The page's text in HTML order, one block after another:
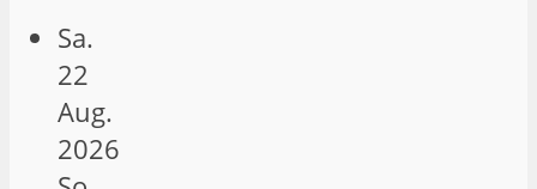
Sa.
22
Aug.
2026